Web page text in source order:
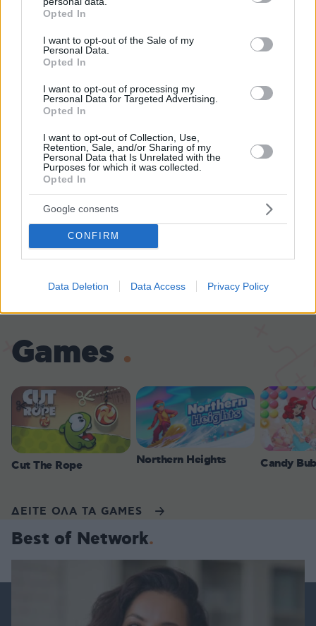
grant or deny consent to Google and its third-party tags to
use your data for below specified purposes in below Google
consent section.
Opted In
I want to opt-out of the Sale of my
Personal Data.
Opted In
I want to opt-out of processing my
Personal Data for Targeted Advertising.
Opted In
I want to opt-out of Collection, Use,
Retention, Sale, and/or Sharing of my
Personal Data that Is Unrelated with the
Purposes for which it was collected.
Opted In
Google consents
CONFIRM
Data Deletion Data Access Privacy Policy
Στο Α΄ Νεκροταφείο το μνημόσυνο
για τον έναν χρόνο από τον θάνατο
της Λένας Σαμαρά
07.08.2026, 10:26
Ο Γιάννης Στάνκογλου δημοσίευσε
φωτογραφία του από το παρελθόν με
μακριά μαλλιά: Αναμνήσεις, έγραψε
Games
Cut The Rope Northern Heights Candy
ΔΕΙΤΕ ΟΛΑ ΤΑ GAMES
Best of Network